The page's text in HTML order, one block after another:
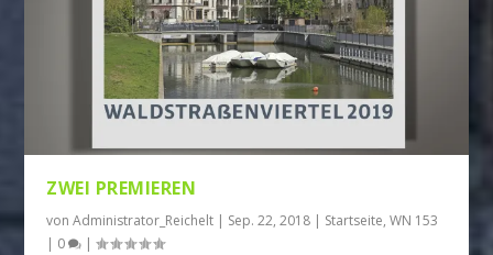
ZWEI PREMIEREN
vonAdministrator_Reichelt Sep. 22, 2018 Startseite,WN 153
0 |